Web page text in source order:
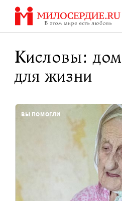
Перейти
содержанию
Кисловы:
для жизни
ВЫ ПОМОГЛИ